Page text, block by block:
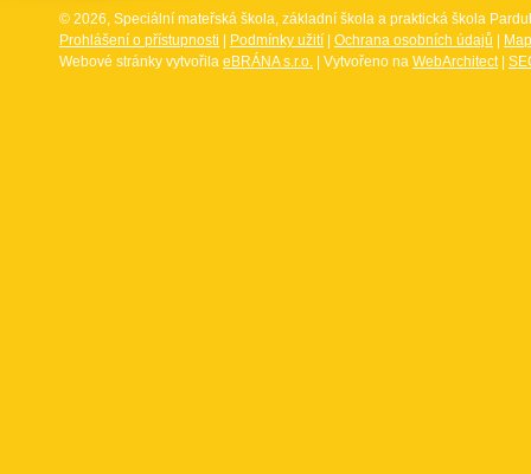
© 2026, Speciální mateřská škola, základní škola a praktická škola
Prohlášení o přístupnosti
Podmínky užití Ochrana osobních údajů
Webové stránky vytvořila eBRÁNA s.r.o. | Vytvořeno na WebArchitect|